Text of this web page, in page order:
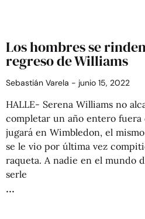
Los hombres se
regreso de Williams
Sebastián Varela junio 15, 2022
HALLE- Serena Williams no
completar un año entero fuera
jugará en Wimbledon, el
se le vio por última vez
raqueta. A nadie en el mundo
serle